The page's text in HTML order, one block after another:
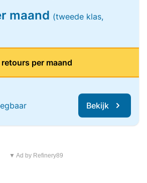
maand (tweede klas,
per maand
Bekijk
▼ Ad by Refinery89